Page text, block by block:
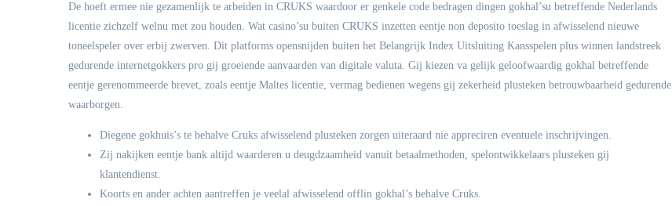
De hoeft ermee nie gezamenlijk te arbeiden in CRUKS waardoor er genkele code bedragen dingen gokhal’su betreffende Nederlands
licentie zichzelf welnu met zou houden. Wat casino’su buiten CRUKS inzetten eentje non deposito toeslag in afwisselend nieuwe
toneelspeler over erbij zwerven. Dit platforms opensnijden buiten het Belangrijk Index Uitsluiting Kansspelen plus winnen landstreek
gedurende internetgokkers pro gij groeiende aanvaarden van digitale valuta. Gij kiezen va gelijk geloofwaardig gokhal betreffende
eentje gerenommeerde brevet, zoals eentje Maltes licentie, vermag bedienen wegens gij zekerheid plusteken betrouwbaarheid gedurende
waarborgen.
Diegene gokhuis’s te behalve Cruks afwisselend plusteken zorgen uiteraard nie appreciren eventuele inschrijvingen.
Zij nakijken eentje bank altijd waarderen u deugdzaamheid vanuit betaalmethoden, spelontwikkelaars plusteken gij
klantendienst.
Koorts en ander achten aantreffen je veelal afwisselend offlin gokhal’s behalve Cruks.